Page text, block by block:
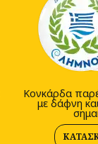
Κονκάρδα
με δάφνη